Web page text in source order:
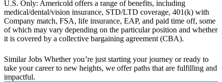
U.S. Only: Americold offers a range of benefits, including
medical/dental/vision insurance, STD/LTD coverage, 401(k) with
Company match, FSA, life insurance, EAP, and paid time off, some
of which may vary depending on the particular position and whether
it is covered by a collective bargaining agreement (CBA).
Similar Jobs Whether you’re just starting your journey or ready to
take your career to new heights, we offer paths that are fulfilling and
impactful.